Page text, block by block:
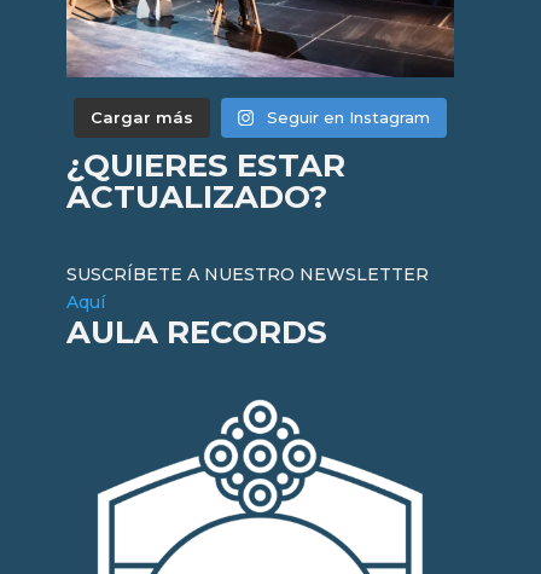
Cargar más Seguir en Instagram
¿QUIERES ESTAR
ACTUALIZADO?
SUSCRÍBETE A NUESTRO NEWSLETTER
Aquí
AULA RECORDS